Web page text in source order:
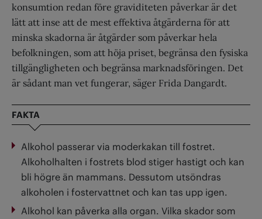
konsumtion redan före graviditeten påverkar är det
lätt att inse att de mest effektiva åtgärderna för att
minska skadorna är åtgärder som påverkar hela
befolkningen, som att höja priset, begränsa den fysiska
tillgängligheten och begränsa marknadsföringen. Det
är sådant man vet fungerar, säger Frida Dangardt.
FAKTA
Alkohol passerar via moderkakan till fostret.
Alkoholhalten i fostrets blod stiger hastigt och kan
bli högre än mammans. Dessutom utsöndras
alkoholen i fostervattnet och kan tas upp igen.
Alkohol kan påverka alla organ. Vilka skador som